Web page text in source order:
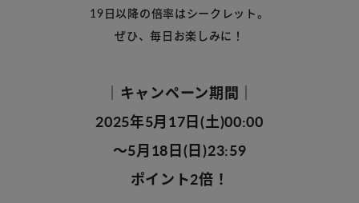
19日以降の倍率はシークレット。
ぜひ、毎日お楽しみに！
｜キャンペーン期間｜
2025年5月17日(土)00:00
〜5月18日(日)23:59
ポイント2倍！